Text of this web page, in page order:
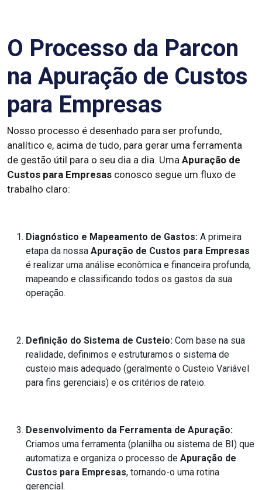
O Processo da Parcon
na Apuração de Custos
para Empresas
Nosso processo é desenhado para ser profundo,
analítico e, acima de tudo, para gerar uma ferramenta
de gestão útil para o seu dia a dia. Uma Apuração de
Custos para Empresas conosco segue um fluxo de
trabalho claro:
Diagnóstico e Mapeamento de Gastos: A primeira
etapa da nossa Apuração de Custos para Empresas
é realizar uma análise econômica e financeira profunda,
mapeando e classificando todos os gastos da sua
operação.
Definição do Sistema de Custeio: Com base na sua
realidade, definimos e estruturamos o sistema de
custeio mais adequado (geralmente o Custeio Variável
para fins gerenciais) e os critérios de rateio.
Desenvolvimento da Ferramenta de Apuração:
Criamos uma ferramenta (planilha ou sistema de BI) que
automatiza e organiza o processo de Apuração de
Custos para Empresas, tornando-o uma rotina
gerencial.